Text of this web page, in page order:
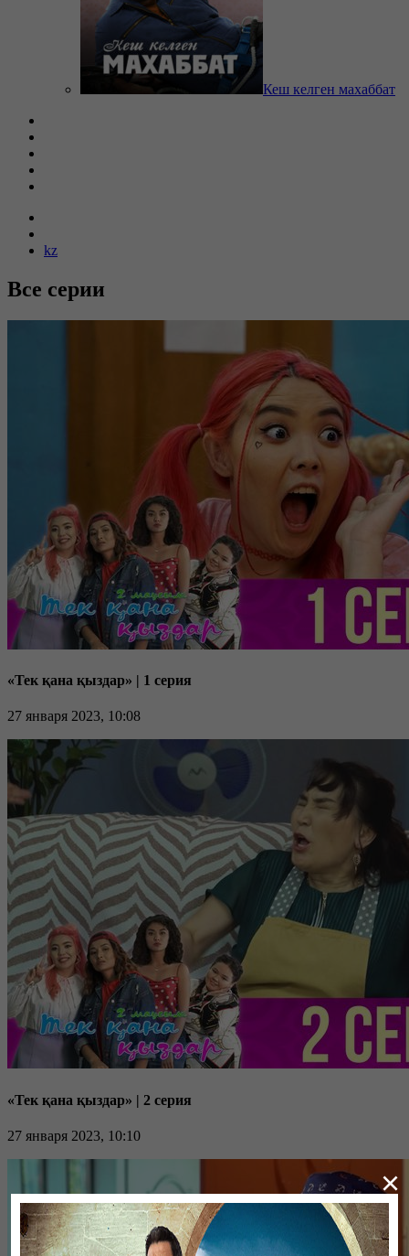
Кеш келген махаббат
kz
Все серии
«Тек қана қыздар» | 1 серия
27 января 2023, 10:08
«Тек қана қыздар» | 2 серия
27 января 2023, 10:10
×